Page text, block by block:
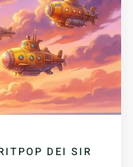
DEI SIR